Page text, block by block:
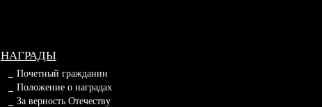
НАГРАДЫ
Почетный гражданин
Положение о наградах
За верность Отечеству